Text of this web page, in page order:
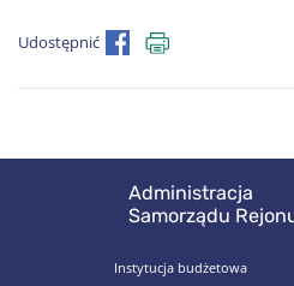
Udostępnić
Administracja
Samorządu
Instytucja budżetowa